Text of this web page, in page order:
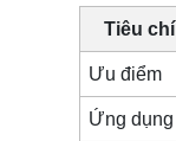
Tiêu chí
Ưu điểm
Ứng dụng